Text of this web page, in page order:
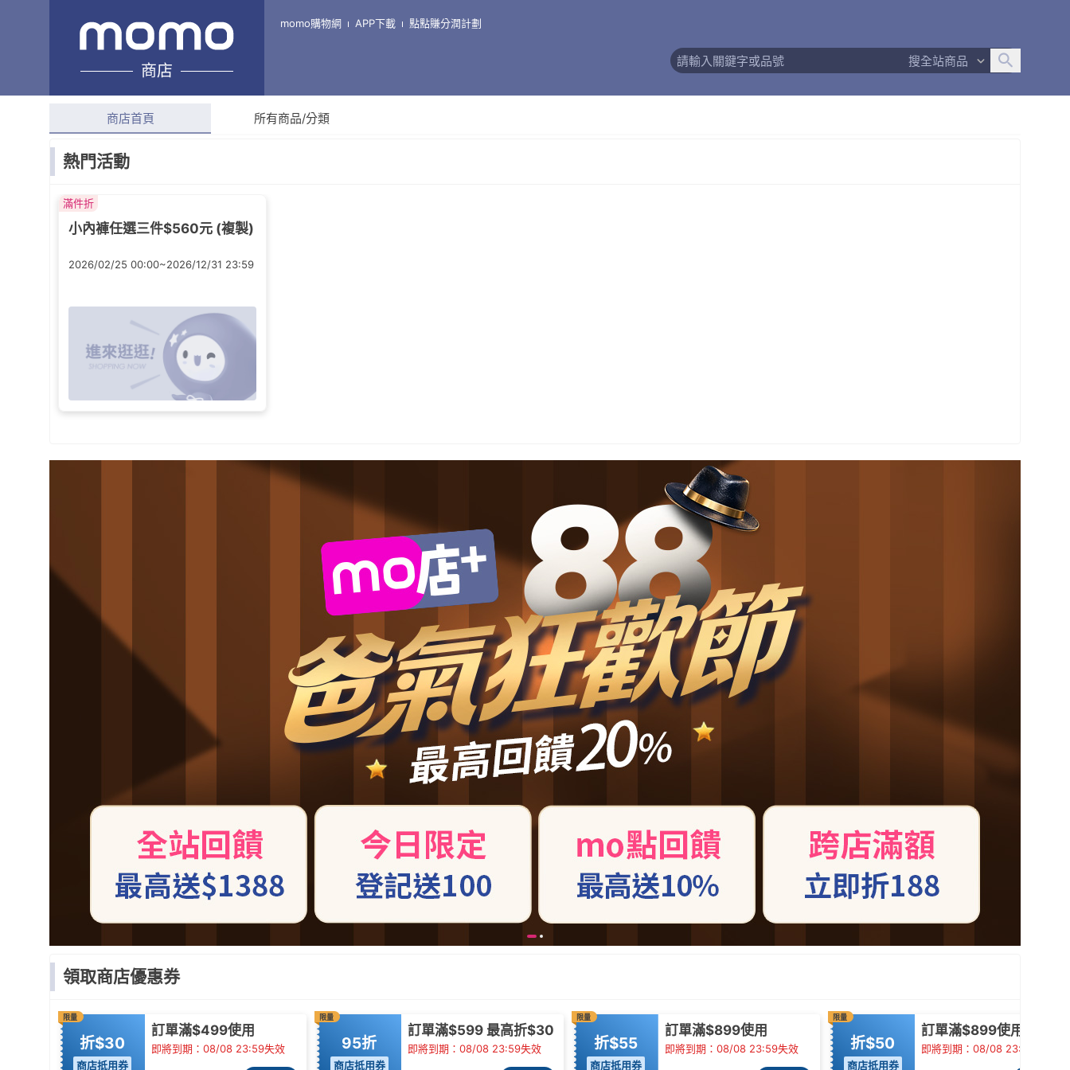
商店
momo購物網 APP下載 點點賺分潤計劃
搜全站商品
minihope美好的親子生活-親子內著、生活用品
綜合評分 商店簡介 商店Q&A 退換貨須知
商店首頁 所有商品/分類
熱門活動
滿件折
小內褲任選三件$560元 (複製)
2026/02/25 00:00~2026/12/31 23:59
領取商店優惠券
限量
折$30
商店抵用券
訂單滿$499使用
即將到期：08/08 23:59失效
限量
95折
商店抵用券
訂單滿$599 最高折$30
即將到期：08/08 23:59失效
限量
折$55
商店抵用券
訂單滿$899使用
即將到期：08/08 23:59失效
限量
折$50
商店抵用券
訂單滿$899使用
即將到期：08/08 23:59失效